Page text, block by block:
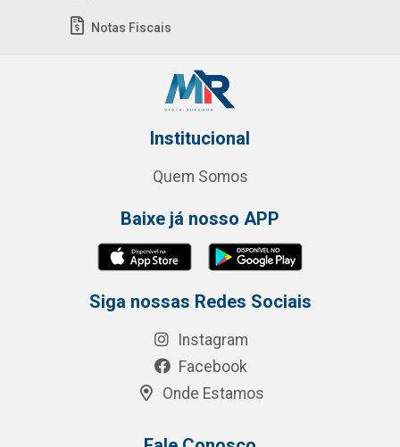
Notas Fiscais
Institucional
Quem Somos
Baixe já nosso APP
Siga nossas Redes Sociais
Instagram
Facebook
Onde Estamos